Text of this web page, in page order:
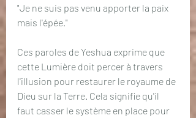
"Je ne suis pas venu apporter la paix
mais l'épée."
Ces paroles de Yeshua exprime que
cette Lumière doit percer à travers
l'illusion pour restaurer le royaume de
Dieu sur la Terre. Cela signifie qu'il
faut casser le système en place pour